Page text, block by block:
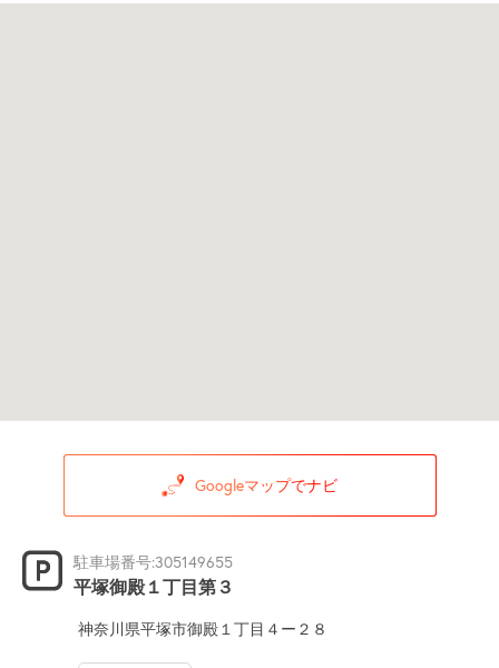
Googleマップでナビ
駐車場番号:305149655
平塚御殿１丁目第３
神奈川県平塚市御殿１丁目４ー２８